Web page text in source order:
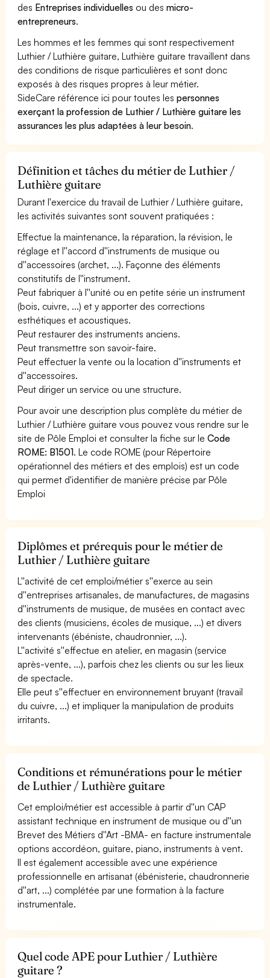
des Entreprises individuelles ou desmicro-
entrepreneurs.
Les hommes et les femmes qui sont respectivement
Luthier / Luthière guitare, Luthière guitare travaillent dans
des conditions de risque particulières et sont donc
exposés à des risques propres à leur métier.
SideCare référence ici pour toutes lespersonnes
exerçant la profession de Luthier / Luthière guitare les
assurances les plus adaptées à leur besoin.
Définition et tâches du métier de Luthier /
Luthière guitare
Durant l'exercice du travail de Luthier / Luthière guitare,
les activités suivantes sont souvent pratiquées :
Effectue la maintenance, la réparation, la révision, le
réglage et l''accord d''instruments de musique ou
d''accessoires (archet, ...). Façonne des éléments
constitutifs de l''instrument.
Peut fabriquer à l''unité ou en petite série un instrument
(bois, cuivre, ...) et y apporter des corrections
esthétiques et acoustiques.
Peut restaurer des instruments anciens.
Peut transmettre son savoir-faire.
Peut effectuer la vente ou la location d''instruments et
d''accessoires.
Peut diriger un service ou une structure.
Pour avoir une description plus complète du métier de
Luthier / Luthière guitare vous pouvez vous rendre sur le
site de Pôle Emploi et consulter la fiche sur leCode
ROME: B1501. Le code ROME (pour Répertoire
opérationnel des métiers et des emplois) est un code
qui permet d'identifier de manière précise par Pôle
Emploi
Diplômes et prérequis pour le métier de
Luthier / Luthière guitare
L''activité de cet emploi/métier s''exerce au sein
d''entreprises artisanales, de manufactures, de magasins
d''instruments de musique, de musées en contact avec
des clients (musiciens, écoles de musique, ...) et divers
intervenants (ébéniste, chaudronnier, ...).
L''activité s''effectue en atelier, en magasin (service
après-vente, ...), parfois chez les clients ou sur les lieux
de spectacle.
Elle peut s''effectuer en environnement bruyant (travail
du cuivre, ...) et impliquer la manipulation de produits
irritants.
Conditions et rémunérations pour le métier
de Luthier / Luthière guitare
Cet emploi/métier est accessible à partir d''un CAP
assistant technique en instrument de musique ou d''un
Brevet des Métiers d''Art -BMA- en facture instrumentale
options accordéon, guitare, piano, instruments à vent.
Il est également accessible avec une expérience
professionnelle en artisanat (ébénisterie, chaudronnerie
d''art, ...) complétée par une formation à la facture
instrumentale.
Quel code APE pour Luthier / Luthière
guitare ?